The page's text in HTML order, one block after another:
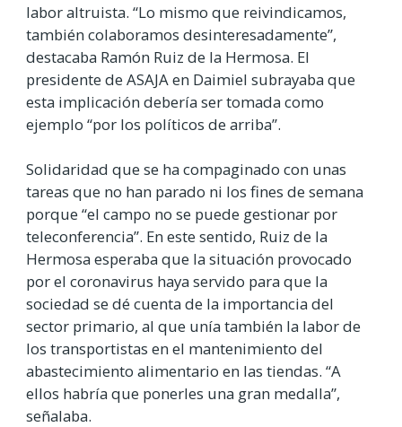
labor altruista. “Lo mismo que reivindicamos,
también colaboramos desinteresadamente”,
destacaba Ramón Ruiz de la Hermosa. El
presidente de ASAJA en Daimiel subrayaba que
esta implicación debería ser tomada como
ejemplo “por los políticos de arriba”.
Solidaridad que se ha compaginado con unas
tareas que no han parado ni los fines de semana
porque “el campo no se puede gestionar por
teleconferencia”. En este sentido, Ruiz de la
Hermosa esperaba que la situación provocado
por el coronavirus haya servido para que la
sociedad se dé cuenta de la importancia del
sector primario, al que unía también la labor de
los transportistas en el mantenimiento del
abastecimiento alimentario en las tiendas. “A
ellos habría que ponerles una gran medalla”,
señalaba.